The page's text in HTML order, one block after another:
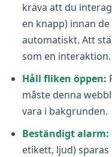
kräva att du
en knapp) innan
automatiskt. Att
som en interaktion.
Håll fliken öppen:
måste denna
vara i bakgrunden.
Beständigt alarm:
etikett, ljud)